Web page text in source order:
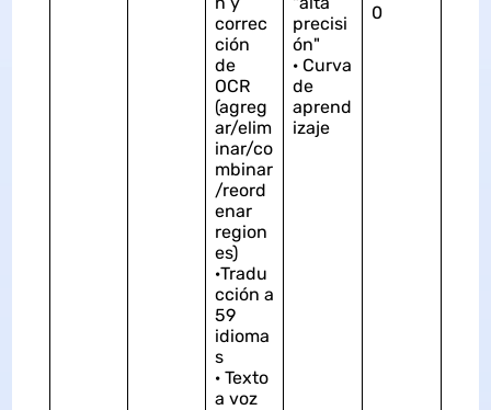
correc
ción
de
OCR
(agreg
ar/elim
inar/co
mbinar
/reord
enar
region
es)
·Tradu
cción a
59
idioma
s
· Texto
a voz
precisi
ón"
· Curva
de
aprend
izaje
0